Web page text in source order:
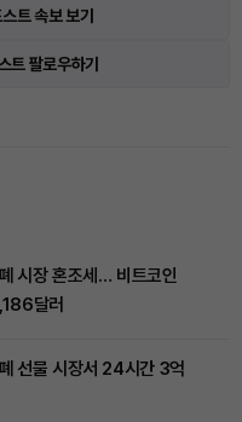
트 속보 보기
트 팔로우하기
시장 혼조세… 비트코인
달러
선물 시장서 24시간 3억